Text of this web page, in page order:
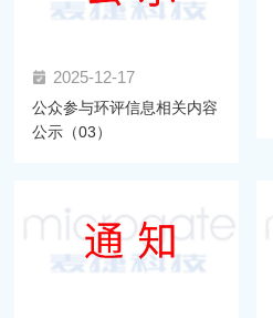
2025-12-17
公众参与环评信息相关内容
公示（03）